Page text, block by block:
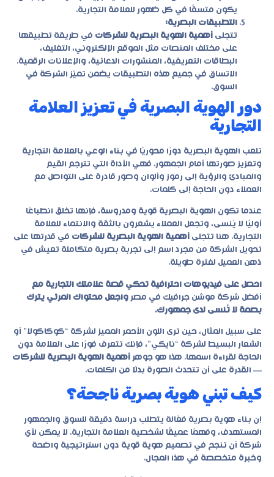
يكون متسقًا في كل ظهور للعلامة التجارية.
التطبيقات البصرية:
تتجلى أهمية الهوية البصرية للشركات في طريقة تطبيقها
على مختلف المنصات مثل الموقع الإلكتروني، التغليف،
البطاقات التعريفية، المنشورات الدعائية، والإعلانات الرقمية.
الاتساق في جميع هذه التطبيقات يضمن تميّز الشركة في
السوق.
دور الهوية البصرية في تعزيز العلامة
التجارية
تلعب الهوية البصرية دورًا محوريًا في بناء الوعي بالعلامة التجارية
وتعزيز صورتها أمام الجمهور. فهي الأداة التي تترجم القيم
والمبادئ والرؤية إلى رموز وألوان وصور قادرة على التواصل مع
العملاء دون الحاجة إلى كلمات.
عندما تكون الهوية البصرية قوية ومدروسة، فإنها تخلق انطباعًا
أوليًا لا يُنسى، وتجعل العملاء يشعرون بالثقة والانتماء للعلامة
التجارية. هنا تتجلى أهمية الهوية البصرية للشركات في قدرتها على
تحويل الشركة من مجرد اسم إلى تجربة بصرية متكاملة تعيش في
ذهن العميل لفترة طويلة.
احصل على فيديوهات احترافية تحكي قصة علامتك التجارية مع
أفضل شركة موشن جرافيك في مصر واجعل محتواك المرئي يترك
بصمة لا تُنسى لدى جمهورك.
على سبيل المثال، حين ترى اللون الأحمر المميز لشركة “كوكاكولا” أو
الشعار البسيط لشركة “نايكي”، فإنك تتعرف فورًا على العلامة دون
الحاجة لقراءة اسمها. هذا هو جوهر أهمية الهوية البصرية للشركات
— القدرة على أن تتحدث الصورة بدلًا من الكلمات.
كيف تبني هوية بصرية ناجحة؟
إن بناء هوية بصرية فعّالة يتطلب دراسة دقيقة للسوق والجمهور
المستهدف، وفهمًا عميقًا لشخصية العلامة التجارية. لا يمكن لأي
شركة أن تنجح في تصميم هوية قوية دون استراتيجية واضحة
وخبرة متخصصة في هذا المجال.